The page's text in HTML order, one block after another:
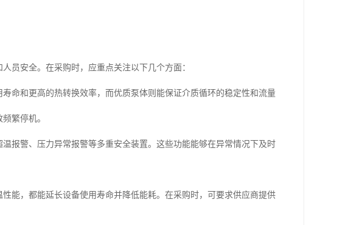
员安全。在采购时，应重点关注以下几个方面：
命和更高的热转换效率，而优质泵体则能保证介质循环的稳定性和流量
繁停机。
报警、压力异常报警等多重安全装置。这些功能能够在异常情况下及时
能，都能延长设备使用寿命并降低能耗。在采购时，可要求供应商提供